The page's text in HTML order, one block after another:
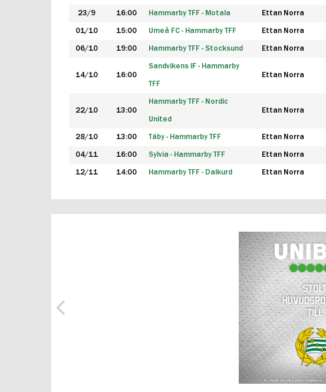
23/9 16:00 Hammarby TFF - Motala Ettan Norra
01/10 15:00 Umeå FC - Hammarby TFF Ettan Norra
06/10 19:00 Hammarby TFF - Stocksund Ettan Norra
14/10 16:00
Sandvikens IF - Hammarby
TFF
Ettan Norra
22/10 13:00
Hammarby TFF - Nordic
United
Ettan Norra
28/10 13:00 Täby - Hammarby TFF Ettan Norra
04/11 16:00 Sylvia - Hammarby TFF Ettan Norra
12/11 14:00 Hammarby TFF - Dalkurd Ettan Norra